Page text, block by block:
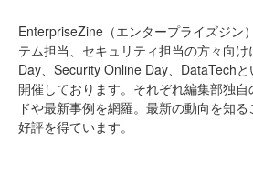
EnterpriseZine（エンタープライズジン
テム担当、セキュリティ担当の方々向
Day、Security Online Day、DataTech
開催しております。それぞれ編集部独
ドや最新事例を網羅。最新の動向を知る
好評を得ています。